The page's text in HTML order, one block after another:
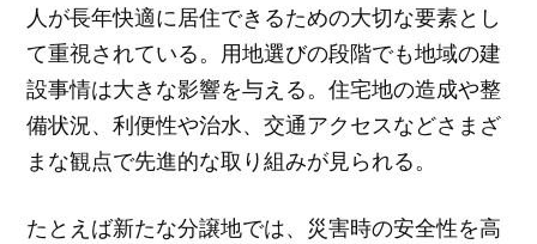
人が長年快適に居住できるための大切な要素とし
て重視されている。用地選びの段階でも地域の建
設事情は大きな影響を与える。住宅地の造成や整
備状況、利便性や治水、交通アクセスなどさまざ
まな観点で先進的な取り組みが見られる。
たとえば新たな分譲地では、災害時の安全性を高